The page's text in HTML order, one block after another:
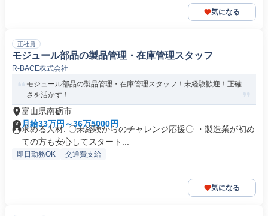
気になる
正社員
モジュール部品の製品管理・在庫管理スタッフ
R-BACE株式会社
モジュール部品の製品管理・在庫管理スタッフ！未経験歓迎！正確
さを活かす！
富山県南砺市
月給33万円～36万5000円
求める人材: 〇未経験からのチャレンジ応援〇 ・製造業が初め
ての方も安心してスタート...
即日勤務OK 交通費支給
気になる